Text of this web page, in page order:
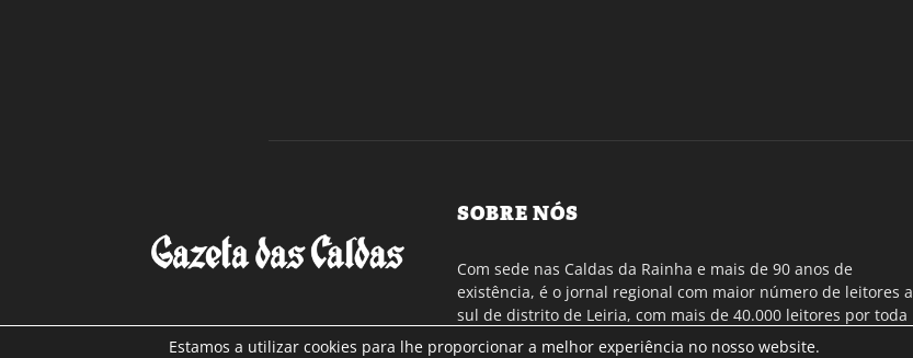
SOBRE NÓS
Com sede nas Caldas da Rainha e mais de 90 anos de
existência, é o jornal regional com maior número de leitores a
sul de distrito de Leiria, com mais de 40.000 leitores por toda
a região Oeste. Jornal com distribuição em Portugal
Estamos a utilizar cookies para lhe proporcionar a melhor experiência no nosso website.